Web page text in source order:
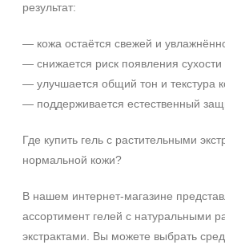
результат:
— кожа остаётся свежей и
— снижается риск появления сухости
— улучшается общий тон и текстура
— поддерживается естественный
Где купить гель с растительными
нормальной кожи?
В нашем интернет‑магазине
ассортимент гелей с натуральными
экстрактами. Вы можете выбрать